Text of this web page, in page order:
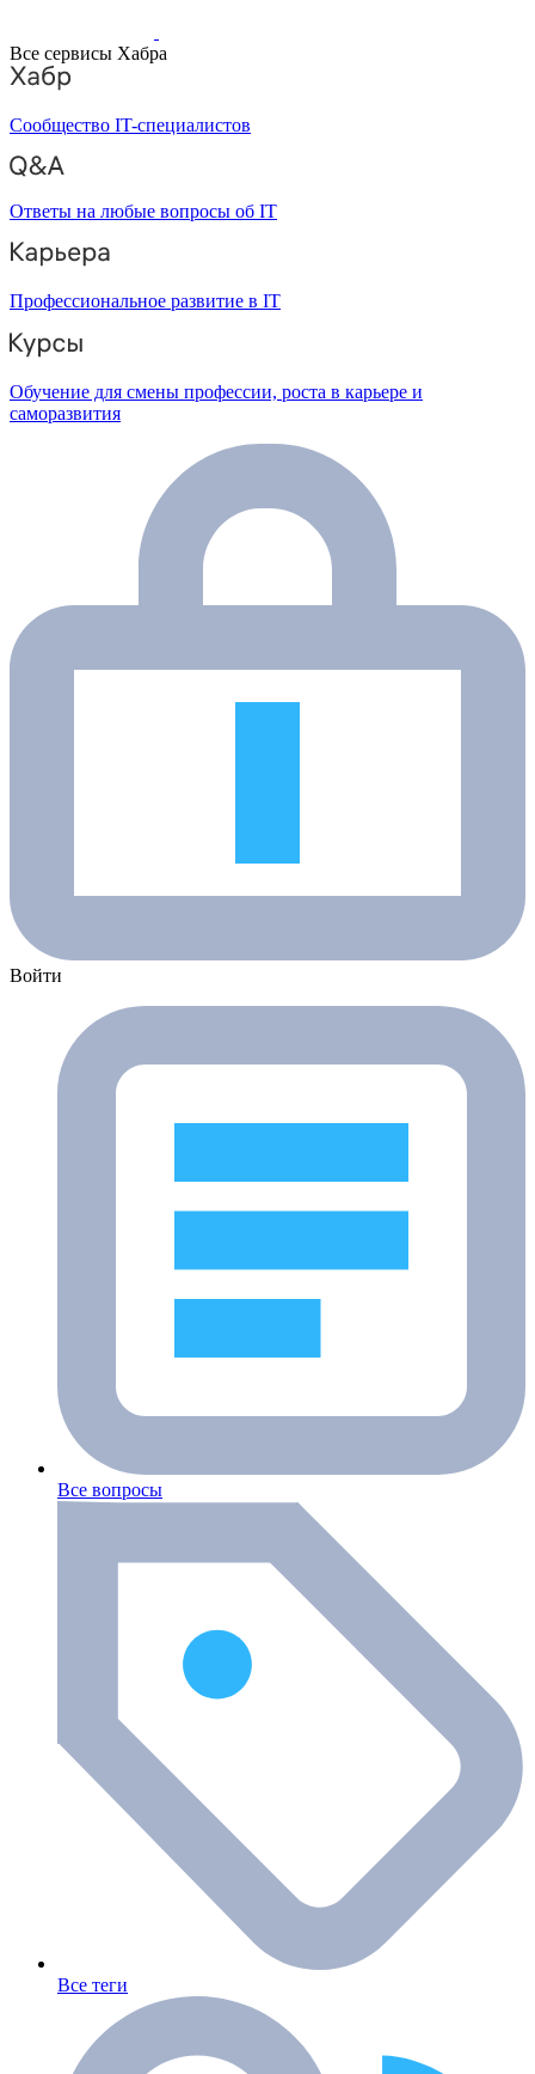
Все сервисы Хабра
Сообщество IT-специалистов
Ответы на любые вопросы об IT
Профессиональное развитие в IT
Обучение для смены профессии, роста в карьере и
саморазвития
Войти
Все вопросы
Все теги